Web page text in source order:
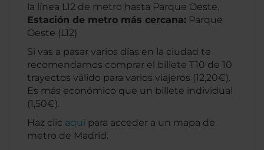
la línea L12 de metro hasta Parque Oeste.
Estación de metro más cercana: Parque
Oeste (L12)
Si vas a pasar varios días en la ciudad te
recomendamos comprar el billete T10 de 10
trayectos válido para varios viajeros (12,20€).
Es más económico que un billete individual
(1,50€).
Haz clic aquí para acceder a un mapa de
metro de Madrid.